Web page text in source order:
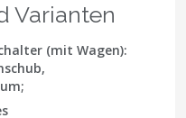
Varianten
(mit Wagen):